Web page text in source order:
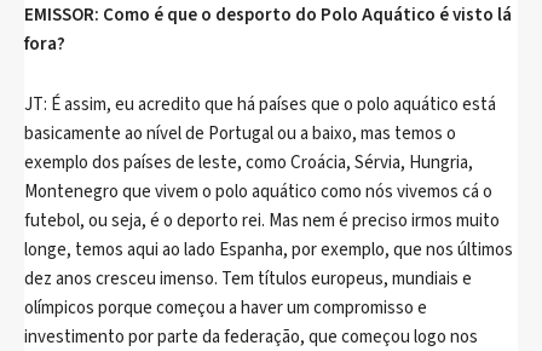
EMISSOR: Como é que o desporto do Polo Aquático é visto lá
fora?
JT: É assim, eu acredito que há países que o polo aquático está
basicamente ao nível de Portugal ou a baixo, mas temos o
exemplo dos países de leste, como Croácia, Sérvia, Hungria,
Montenegro que vivem o polo aquático como nós vivemos cá o
futebol, ou seja, é o deporto rei. Mas nem é preciso irmos muito
longe, temos aqui ao lado Espanha, por exemplo, que nos últimos
dez anos cresceu imenso. Tem títulos europeus, mundiais e
olímpicos porque começou a haver um compromisso e
investimento por parte da federação, que começou logo nos